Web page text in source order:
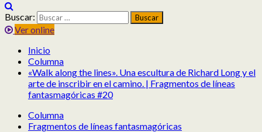
Buscar:
Ver online
Inicio
Columna
«Walk along the lines». Una escultura de Richard Long y el
arte de inscribir en el camino. | Fragmentos de líneas
fantasmagóricas #20
Columna
Fragmentos de líneas fantasmagóricas